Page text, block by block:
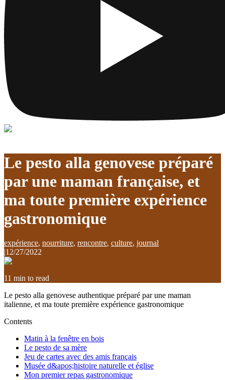
Le pesto alla genovese préparé
par une maman française, et
ma toute première expérience
gastronomique
expérience, nourriture, rencontre, culture, journal
|12/27/2022
11 min to read
Le pesto alla genovese authentique préparé par une maman
italienne, et ma toute première expérience gastronomique
Contents
Matin à la fenêtre en bois
Le pesto de sa mère
Jeu de cartes avec des amis français
Musée d&apos;histoire naturelle et église
Mon premier repas gastronomique